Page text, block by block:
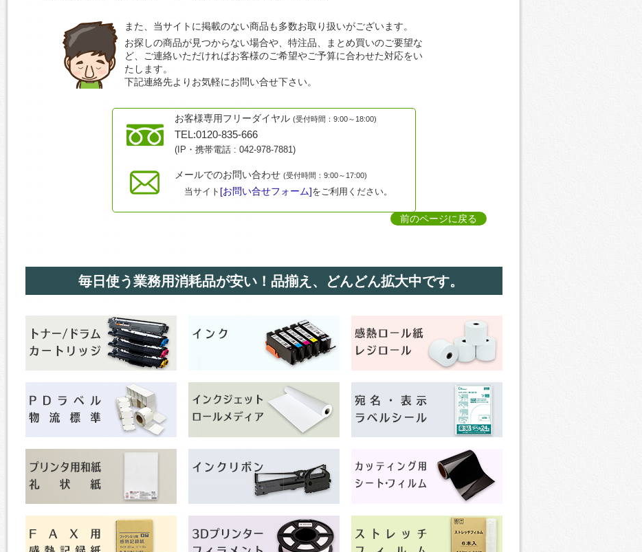
また、当サイトに掲載のない商品も多数お取り扱いがございます。
お探しの商品が見つからない場合や、特注品、まとめ買いのご要望な
ど、ご連絡いただければお客様のご希望やご予算に合わせた対応をい
たします。
下記連絡先よりお気軽にお問い合せ下さい。
お客様専用フリーダイヤル (受付時間：9:00～18:00)
TEL:0120-835-666
(IP・携帯電話 : 042-978-7881)
メールでのお問い合わせ (受付時間：9:00～17:00)
当サイト [お問い合せフォーム]をご利用ください。
前のページに戻る
毎日使う業務用消耗品が安い！品揃え、どんどん拡大中です。